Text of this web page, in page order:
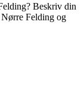
Beskriv din
Felding og